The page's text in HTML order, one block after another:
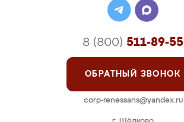
8 (800) 511-89-55
ОБРАТНЫЙ ЗВОНОК
corp-renessans@yandex.ru